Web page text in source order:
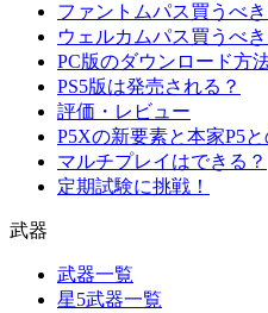
ファントムパス買うべき
ウェルカムパス買うべき
PC版のダウンロード方
PS5版は発売される？
評価・レビュー
P5Xの新要素と本家P5
マルチプレイはできる？
定期試験に挑戦！
武器
武器一覧
星5武器一覧